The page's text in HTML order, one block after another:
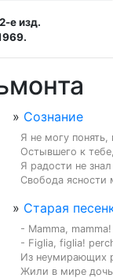
е изд.
» Сознание
Я не могу
Остывшего к
Я радости не
Свобода ясности
» Старая
- Mamma,
- Figlia, figlia!
Из неумирающих
Жили в мире